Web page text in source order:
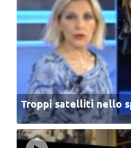
Troppi satelliti nello